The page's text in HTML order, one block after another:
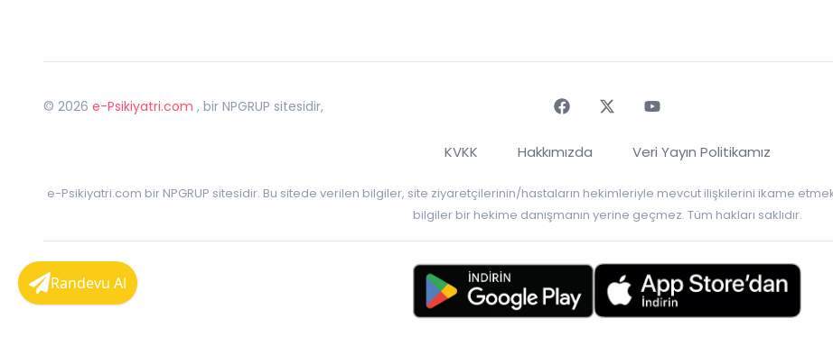
© 2026 e-Psikiyatri.com , bir NPGRUP sitesidir,
KVKK Hakkımızda Veri Yayın Politikamız
e-Psikiyatri.com bir NPGRUP sitesidir. Bu sitede verilen bilgiler, site ziyaretçilerinin/hastaların hekimleriyle mevcut ilişkilerini ikame
bilgiler bir hekime danışmanın yerine geçmez. Tüm hakları saklıdır.
Randevu Al